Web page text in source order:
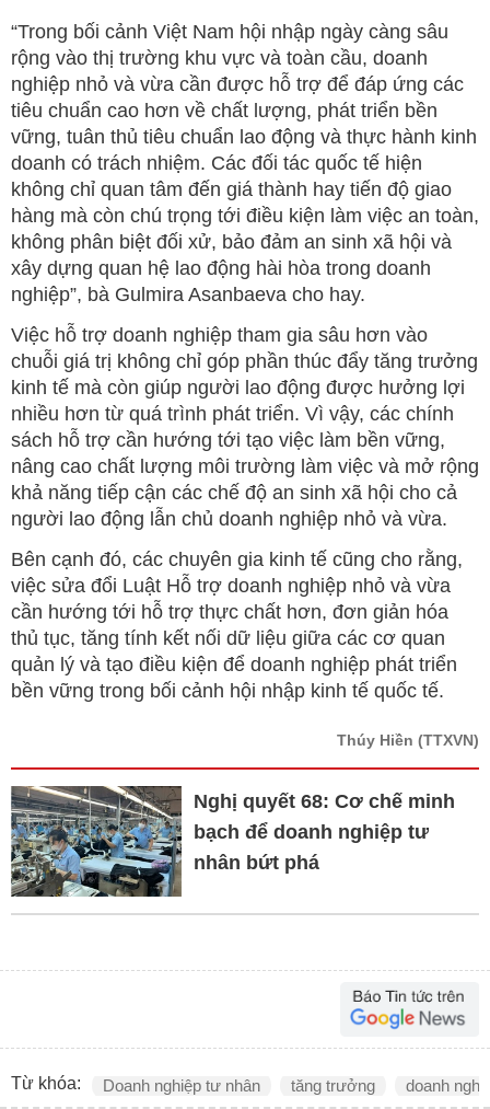
“Trong bối cảnh Việt Nam hội nhập ngày càng sâu
rộng vào thị trường khu vực và toàn cầu, doanh
nghiệp nhỏ và vừa cần được hỗ trợ để đáp ứng các
tiêu chuẩn cao hơn về chất lượng, phát triển bền
vững, tuân thủ tiêu chuẩn lao động và thực hành kinh
doanh có trách nhiệm. Các đối tác quốc tế hiện
không chỉ quan tâm đến giá thành hay tiến độ giao
hàng mà còn chú trọng tới điều kiện làm việc an toàn,
không phân biệt đối xử, bảo đảm an sinh xã hội và
xây dựng quan hệ lao động hài hòa trong doanh
nghiệp”, bà Gulmira Asanbaeva cho hay.
Việc hỗ trợ doanh nghiệp tham gia sâu hơn vào
chuỗi giá trị không chỉ góp phần thúc đẩy tăng trưởng
kinh tế mà còn giúp người lao động được hưởng lợi
nhiều hơn từ quá trình phát triển. Vì vậy, các chính
sách hỗ trợ cần hướng tới tạo việc làm bền vững,
nâng cao chất lượng môi trường làm việc và mở rộng
khả năng tiếp cận các chế độ an sinh xã hội cho cả
người lao động lẫn chủ doanh nghiệp nhỏ và vừa.
Bên cạnh đó, các chuyên gia kinh tế cũng cho rằng,
việc sửa đổi Luật Hỗ trợ doanh nghiệp nhỏ và vừa
cần hướng tới hỗ trợ thực chất hơn, đơn giản hóa
thủ tục, tăng tính kết nối dữ liệu giữa các cơ quan
quản lý và tạo điều kiện để doanh nghiệp phát triển
bền vững trong bối cảnh hội nhập kinh tế quốc tế.
Thúy Hiền (TTXVN)
Nghị quyết 68: Cơ chế minh
bạch để doanh nghiệp tư
nhân bứt phá
Từ khóa: Doanh nghiệp tư nhân tăng trưởng doanh